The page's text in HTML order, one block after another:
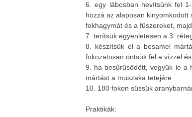
6. egy lábosban hevítsünk fel
hozzá az alaposan
fokhagymát és a fűszereket,
7. terítsük egyenletesen a 3.
8. készítsük el a besamel
fokozatosan öntsük fel a vízzel
9. ha besűrűsödött, vegyük le a
mártást a muszaka tetejére
10. 180 fokon süssük
Praktikák: